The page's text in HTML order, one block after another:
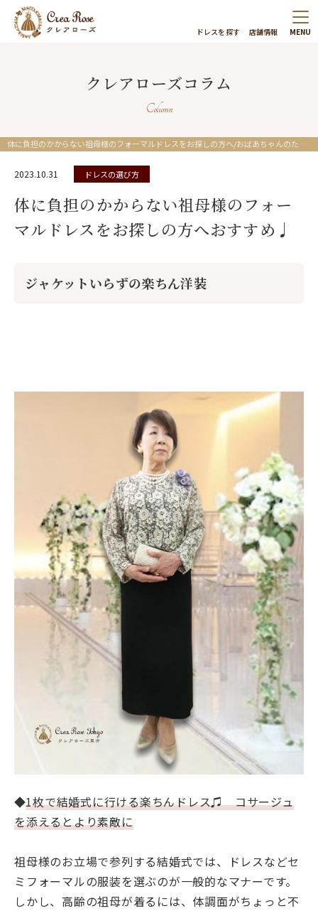
ドレスを探す 店舗情報 MENU
クレアローズコラム
Column
体に負担のかからない祖母様のフォーマルドレスをお探しの方へ/おばあちゃんのためのレンタルドレス/クレアローズ東京/クレアローズ横浜元町
2023.10.31 ドレスの選び方
体に負担のかからない祖母様のフォー
マルドレスをお探しの方へおすすめ♩
ジャケットいらずの楽ちん洋装
◆1枚で結婚式に行ける楽ちんドレス♫ コサージュ
を添えるとより素敵に
祖母様のお立場で参列する結婚式では、ドレスなどセ
ミフォーマルの服装を選ぶのが一般的なマナーです。
しかし、高齢の祖母が着るには、体調面がちょっと不